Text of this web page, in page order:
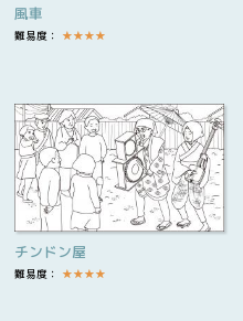
風車
難易度： ★★★★
チンドン屋
難易度： ★★★★